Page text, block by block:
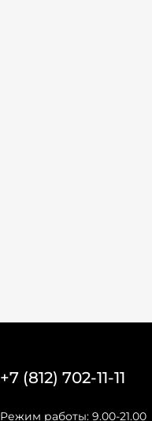
+7 (812) 702-11-11
Режим работы: 9.00-21.00